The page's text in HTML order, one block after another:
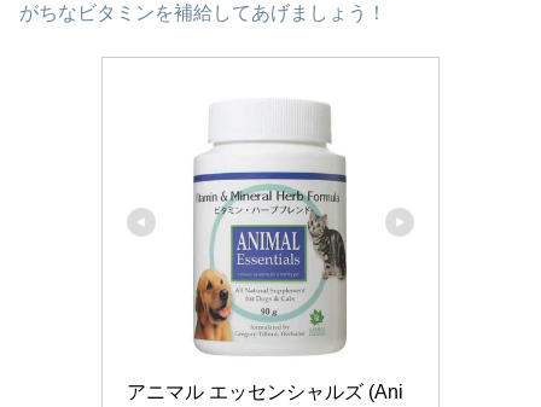
がちなビタミンを補給してあげましょう！
アニマル エッセンシャルズ (Ani